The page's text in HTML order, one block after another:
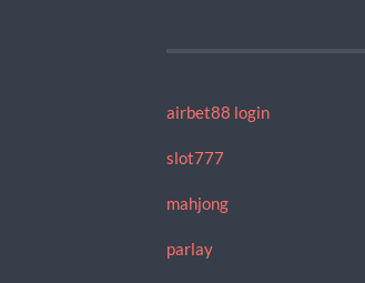
airbet88 login
slot777
mahjong
parlay